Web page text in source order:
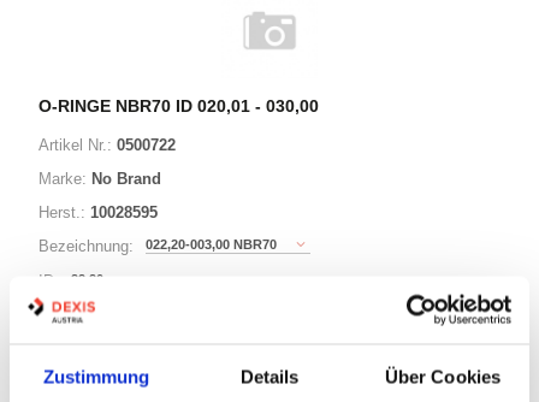
Zustimmung Details Über Cookies
O-RINGE NBR70 ID 020,01 - 030,00
Artikel Nr.: 0500722
Marke: No Brand
Herst.: 10028595
Bezeichnung:
022,20-003,00 NBR70
ID: 22,20mm
Schnurstärke: